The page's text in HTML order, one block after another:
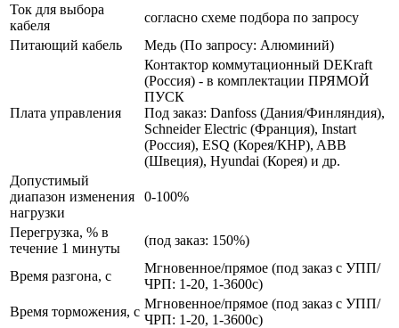
Ток для выбора
кабеля
согласно схеме подбора по запросу
Питающий кабель
Медь (По запросу: Алюминий)
Плата управления
Контактор коммутационный DEKraft
(Россия) - в комплектации ПРЯМОЙ
ПУСК
Под заказ: Danfoss (Дания/Финляндия),
Schneider Electric (Франция), Instart
(Россия), ESQ (Корея/КНР), ABB
(Швеция), Hyundai (Корея) и др.
Допустимый
диапазон изменения
нагрузки
0-100%
Перегрузка, % в
течение 1 минуты
(под заказ: 150%)
Время разгона, с
Мгновенное/прямое (под заказ с УПП/
ЧРП: 1-20, 1-3600с)
Время торможения, с
Мгновенное/прямое (под заказ с УПП/
ЧРП: 1-20, 1-3600с)